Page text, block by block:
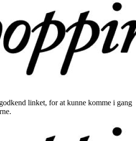
linket, for at kunne komme i gang